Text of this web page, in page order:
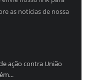
as noticias de nossa
ação contra União